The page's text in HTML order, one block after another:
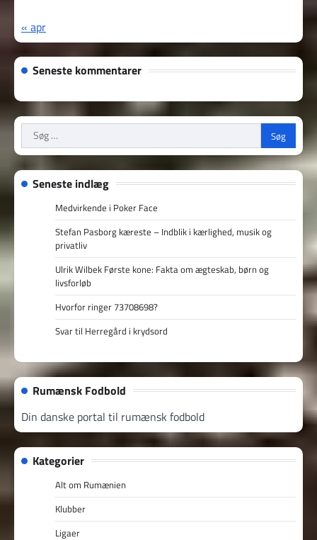
« apr
Seneste kommentarer
Søg
efter:
Seneste indlæg
Medvirkende i Poker Face
Stefan Pasborg kæreste – Indblik i kærlighed, musik og
privatliv
Ulrik Wilbek Første kone: Fakta om ægteskab, børn og
livsforløb
Hvorfor ringer 73708698?
Svar til Herregård i krydsord
Rumænsk Fodbold
Din danske portal til rumænsk fodbold
Kategorier
Alt om Rumænien
Klubber
Ligaer